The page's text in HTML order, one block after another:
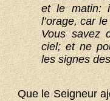
et le matin:
l’orage, car
Vous savez
ciel; et ne
les signes
Que le Seigneur